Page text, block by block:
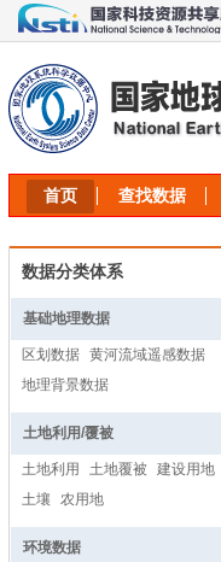
首页 查找数据
数据分类体系
基础地理数据
区划数据 黄河流域遥感数据
地理背景数据
土地利用/覆被
土地利用 土地覆被 建设用地
土壤
农用地
环境数据